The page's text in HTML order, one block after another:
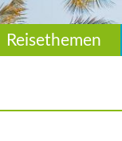
Reisethemen